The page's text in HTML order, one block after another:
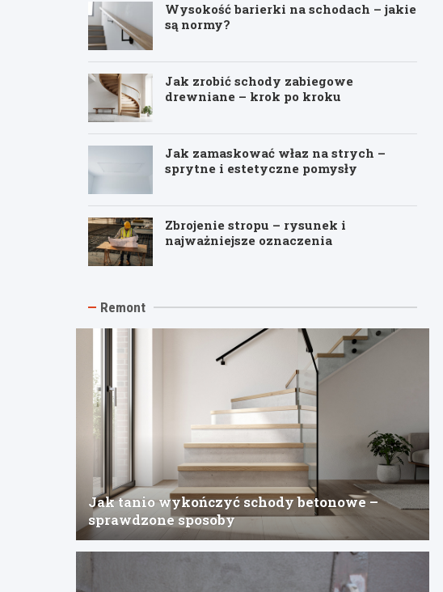
Wysokość barierki na schodach – jakie
są normy?
Jak zrobić schody zabiegowe
drewniane – krok po kroku
Jak zamaskować właz na strych –
sprytne i estetyczne pomysły
Zbrojenie stropu – rysunek i
najważniejsze oznaczenia
Remont
Jak tanio wykończyć schody betonowe –
sprawdzone sposoby